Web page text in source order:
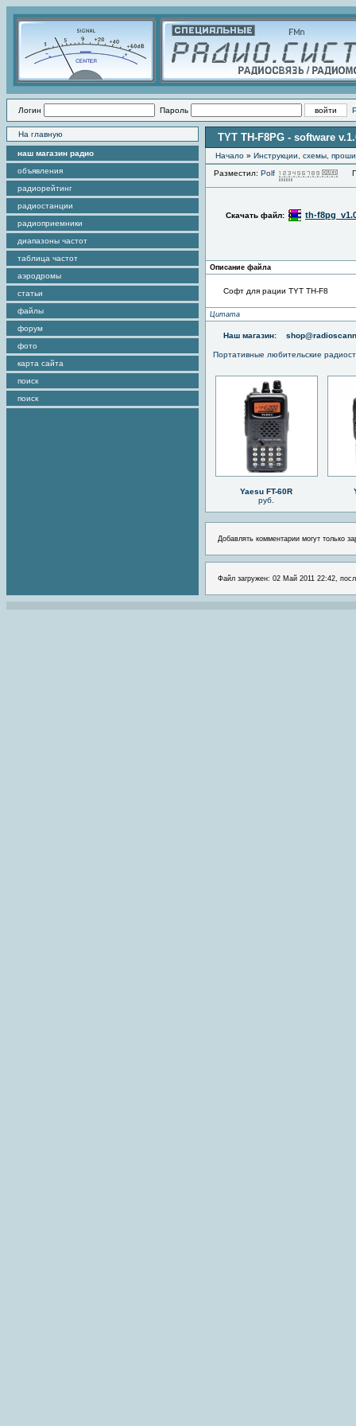
Логин Пароль
На главную
наш магазин радио
объявления
радиорейтинг
радиостанции
радиоприемники
диапазоны частот
таблица частот
аэродромы
статьи
файлы
форум
фото
карта сайта
поиск
поиск
TYT TH-F8PG - software
Начало » Инструкции, схемы,
Разместил: Polf
Скачать файл: th-
Описание файла
Софт для рации TYT TH-F8
Цитата
Наш магазин:
Портативные любительские
Yaesu FT-60R
руб.
Добавлять комментарии могут только
Файл загружен: 02 Май 2011 22:42,